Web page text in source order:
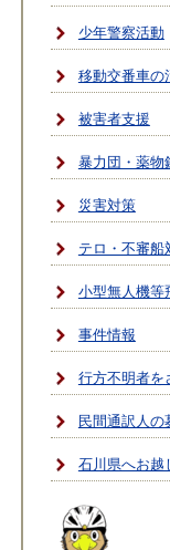
少年警察活動
移動交番車の
被害者支援
暴力団・薬物
災害対策
テロ・不審船
小型無人機等
事件情報
行方不明者を
民間通訳人の
石川県へお越